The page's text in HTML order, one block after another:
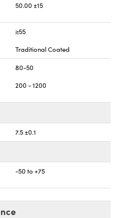
50.00 ±15
≥55
Traditional Coated
80-50
200 - 1200
7.5 ±0.1
-50 to +75